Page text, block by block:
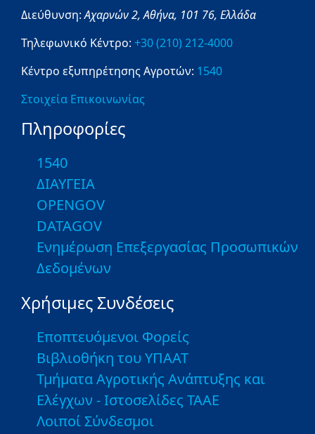
Διεύθυνση:Αχαρνών 2,Αθήνα, 101 76, Ελλάδα
Τηλεφωνικό Κέντρο: +30 (210) 212-4000
Κέντρο εξυπηρέτησης Αγροτών: 1540
Στοιχεία Επικοινωνίας
Πληροφορίες
1540
ΔΙΑΥΓΕΙΑ
OPENGOV
DATAGOV
Ενημέρωση Επεξεργασίας Προσωπικών
Δεδομένων
Χρήσιμες Συνδέσεις
Εποπτευόμενοι Φορείς
Βιβλιοθήκη του ΥΠΑΑΤ
Τμήματα Αγροτικής Ανάπτυξης και
Ελέγχων - Ιστοσελίδες ΤΑΑΕ
Λοιποί Σύνδεσμοι